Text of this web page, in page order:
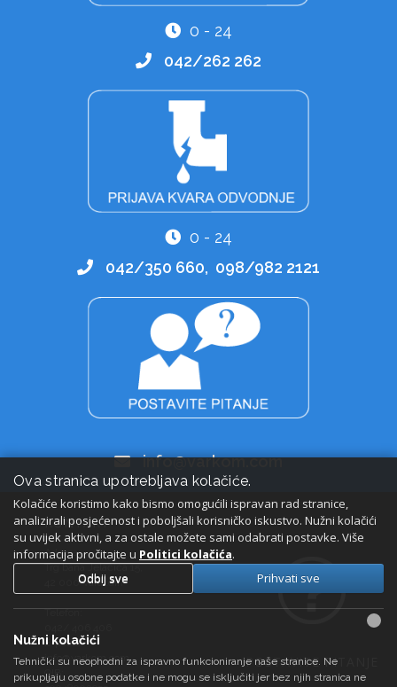
0 - 24
042/262 262
0 - 24
042/350 660, 098/982 2121
info@varkom.com
KONTAKT
Adresa:
Trg bana Jelačića 15,
42 000 Varaždin
Telefon:
E-pošta:
info@varkom.com
OIB:
POSTAVITE PITANJE
Ova stranica upotrebljava kolačiće.
Kolačiće koristimo kako bismo omogućili ispravan rad stranice,
analizirali posjećenost i poboljšali korisničko iskustvo. Nužni kolačići
su uvijek aktivni, a za ostale možete sami odabrati postavke. Više
informacija pročitajte u Politici kolačića.
Odbij sve
Prihvati sve
Nužni kolačići
Tehnički su neophodni za ispravno funkcioniranje naše stranice. Ne
prikupljaju osobne podatke i ne mogu se isključiti jer bez njih stranica ne